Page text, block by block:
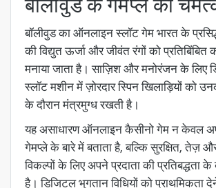
बॉलीवुड के गेमप्ले का
बॉलीवुड का ऑनलाइन स्लॉट गेम भारत के
की विद्युत ऊर्जा और जीवंत रंगों को
मनाया जाता है। साज़िश और मनोरंजन के लिए
स्लॉट मशीन में ज़ोरदार स्पिन खिलाड़ियों को
के दौरान मंत्रमुग्ध रखती है।
यह असाधारण ऑनलाइन कैसीनो गेम न केवल
गेमप्ले के बारे में बताता है, बल्कि सुरक्षित, तेज़
विकल्पों के लिए अपने प्रदाता की प्रतिबद्धता के
है। डिजिटल भुगतान विधियों को प्राथमिकता